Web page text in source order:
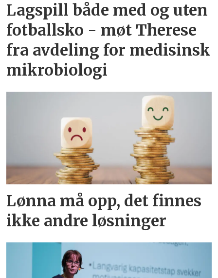
Lagspill både med og uten
fotballsko - møt Therese
fra avdeling for medisinsk
mikrobiologi
Lønna må opp, det finnes
ikke andre løsninger